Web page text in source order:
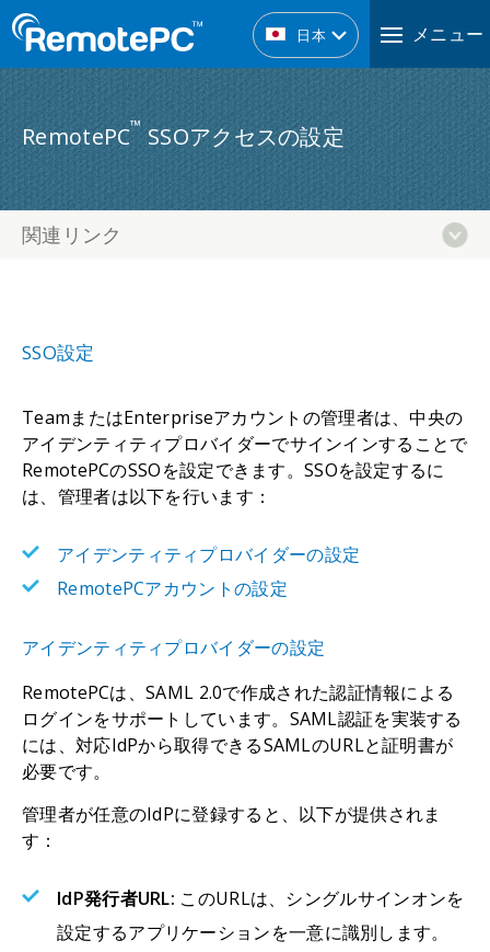
日本 メニュー
RemotePC™ SSOアクセスの設定
関連リンク
SSO設定
TeamまたはEnterpriseアカウントの管理者は、中央の
アイデンティティプロバイダーでサインインすることで
RemotePCのSSOを設定できます。SSOを設定するに
は、管理者は以下を行います：
アイデンティティプロバイダーの設定
RemotePCアカウントの設定
アイデンティティプロバイダーの設定
RemotePCは、SAML 2.0で作成された認証情報による
ログインをサポートしています。SAML認証を実装する
には、対応IdPから取得できるSAMLのURLと証明書が
必要です。
管理者が任意のIdPに登録すると、以下が提供されま
す：
IdP発行者URL: このURLは、シングルサインオンを
設定するアプリケーションを一意に識別します。